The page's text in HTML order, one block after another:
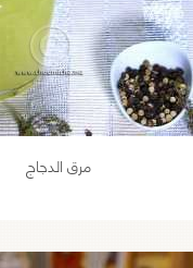
مرق الدجاج